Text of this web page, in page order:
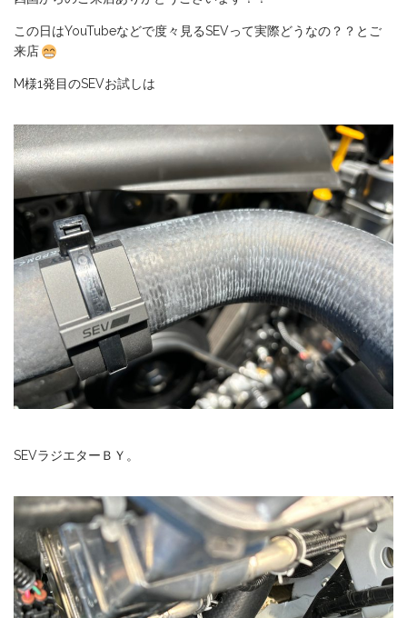
この日はYouTubeなどで度々見るSEVって実際どうなの？？とご
来店
M様1発目のSEVお試しは
SEVラジエターＢＹ。